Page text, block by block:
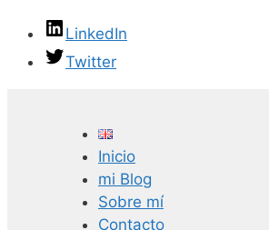
LinkedIn
Twitter
Inicio
mi Blog
Sobre mí
Contacto